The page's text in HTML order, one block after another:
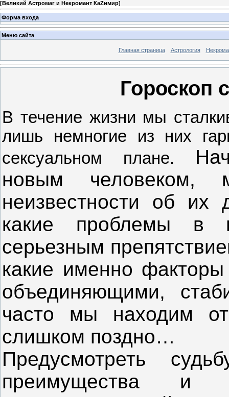
[Великий Астромаг и Некромант КаZимир]
Форма входа
Меню сайта
Главная страница Астрология
Гороскоп
В течение жизни мы
лишь немногие из них
сексуальном плане.
новым
неизвестности об
какие проблемы в
серьезным
какие именно
объединяющими,
часто мы находим
слишком поздно…
Предусмотреть
преимущества и